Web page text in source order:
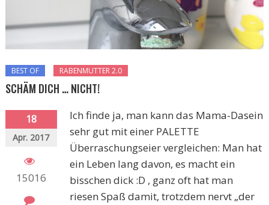
BEST OF RABENMUTTER 2.0
SCHÄM DICH … NICHT!
18
Apr. 2017
15016
Ich finde ja, man kann das Mama-Dasein
sehr gut mit einer PALETTE
Überraschungseier vergleichen: Man hat
ein Leben lang davon, es macht ein
bisschen dick :D , ganz oft hat man
riesen Spaß damit, trotzdem nervt „der